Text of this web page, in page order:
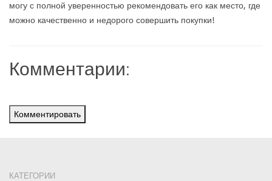
могу с полной уверенностью рекомендовать его как место, где
можно качественно и недорого совершить покупки!
Комментарии:
Комментировать
КАТЕГОРИИ